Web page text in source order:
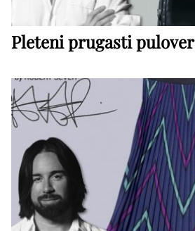
Pleteni prugasti pulover